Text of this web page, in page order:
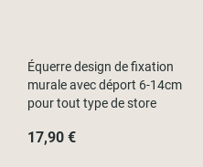
Équerre design de fixation
murale avec déport 6-14cm
pour tout type de store
17,90 €